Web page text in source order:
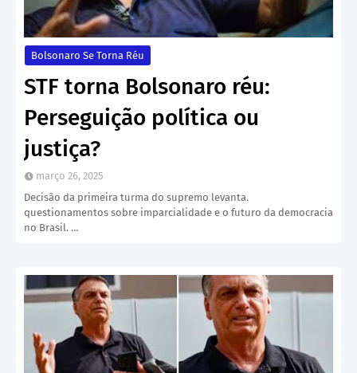
Bolsonaro Se Torna Réu
STF torna Bolsonaro réu:
Perseguição política ou
justiça?
março 26, 2025
Decisão da primeira turma do supremo levanta.
questionamentos sobre imparcialidade e o futuro da democracia
no Brasil. …